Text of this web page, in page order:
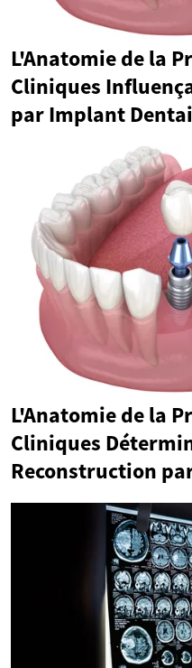
L'Anatomie de la
Cliniques
par Implant
L'Anatomie de la
Cliniques
Reconstruction